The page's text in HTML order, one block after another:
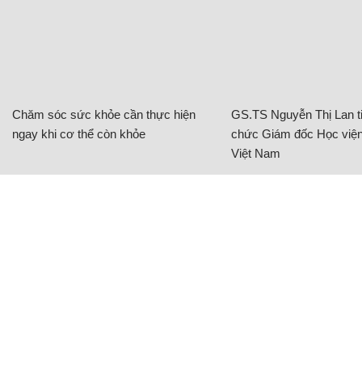
Chăm sóc sức khỏe cần thực hiện
ngay khi cơ thể còn khỏe
GS.TS Nguyễn Thị Lan
chức Giám đốc Học
Việt Nam